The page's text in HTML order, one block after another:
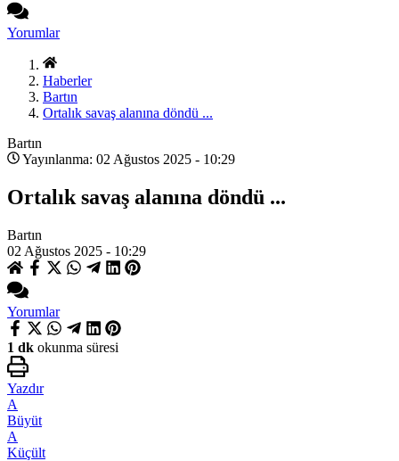
Yorumlar
Haberler
Bartın
Ortalık savaş alanına döndü ...
Bartın
Yayınlanma: 02 Ağustos 2025 - 10:29
Ortalık savaş alanına döndü ...
Bartın
02 Ağustos 2025 - 10:29
Yorumlar
1 dk okunma süresi
Yazdır
A
Büyüt
A
Küçült